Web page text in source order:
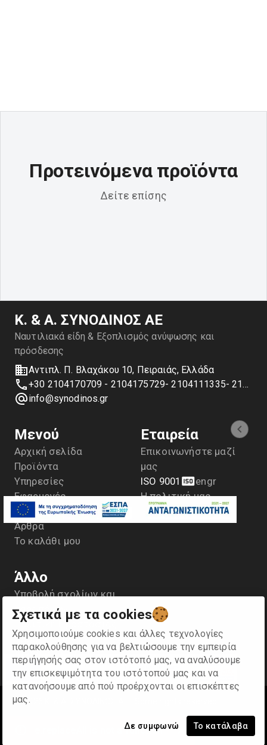
Σχετικά με τα cookies
Χρησιμοποιούμε cookies και άλλες τεχνολογίες
παρακολούθησης για να βελτιώσουμε την εμπειρία
περιήγησής σας στον ιστότοπό μας, να αναλύσουμε
την επισκεψιμότητα του ιστότοπού μας και να
κατανοήσουμε από πού προέρχονται οι επισκέπτες
μας.
Δε συμφωνώ Το κατάλαβα
Προτεινόμενα προϊόντα
Δείτε επίσης
Κ. & Α. ΣΥΝΟΔΙΝΟΣ ΑΕ
Ναυτιλιακά είδη & Εξοπλισμός ανύψωσης και
πρόσδεσης
Αντιπλ. Π. Βλαχάκου 10, Πειραιάς, Ελλάδα
+30 2104170709 - 2104175729- 2104111335- 2104127501
info@synodinos.gr
Μενού
Αρχική σελίδα
Προϊόντα
Υπηρεσίες
Εφαρμογές
Αντιπροσωπείες
Άρθρα
Το καλάθι μου
Εταιρεία
Επικοινωνήστε μαζί
μας
ISO 9001
engr
Η πολιτική μας
Άλλο
Υποβολή σχολίων και
παραπόνων
Πολιτική Προστασίας
Προσωπικών
Δεδομένων- GDPR
Οροι χρήσης
©2026
e.replaceAll is not a function